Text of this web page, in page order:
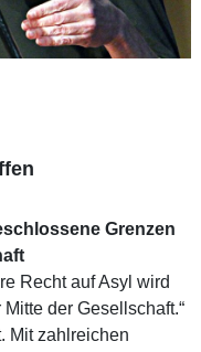
Grenzen
Recht auf Asyl wird
der Gesellschaft.“
Mit zahlreichen